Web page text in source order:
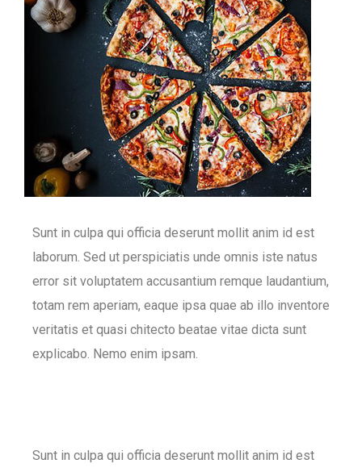
Sunt in culpa qui officia deserunt mollit anim id est
laborum. Sed ut perspiciatis unde omnis iste natus
error sit voluptatem accusantium remque laudantium,
totam rem aperiam, eaque ipsa quae ab illo inventore
veritatis et quasi chitecto beatae vitae dicta sunt
explicabo. Nemo enim ipsam.
Sunt in culpa qui officia deserunt mollit anim id est